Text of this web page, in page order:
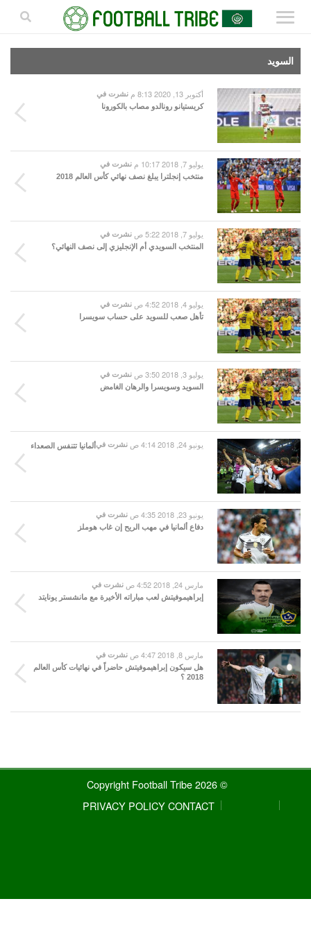
السويد
نشرت في أكتوبر 13, 2020 8:13 م
كريستيانو رونالدو مصاب بالكورونا
نشرت في يوليو 7, 2018 10:17 م
منتخب إنجلترا يبلغ نصف نهائي كأس العالم 2018
نشرت في يوليو 7, 2018 5:22 ص
المنتخب السويدي أم الإنجليزي إلى نصف النهائي؟
نشرت في يوليو 4, 2018 4:52 ص
تأهل صعب للسويد على حساب سويسرا
نشرت في يوليو 3, 2018 3:50 ص
السويد وسويسرا والرهان الغامض
نشرت في يونيو 24, 2018 4:14 ص ألمانيا تتنفس الصعداء
نشرت في يونيو 23, 2018 4:35 ص
دفاع ألمانيا في مهب الريح إن غاب هوملز
نشرت في مارس 24, 2018 4:52 ص
إبراهيموفيتش لعب مباراته الأخيرة مع مانشستر يونايتد
نشرت في مارس 8, 2018 4:47 ص
هل سيكون إبراهيموفيتش حاضراً في نهائيات كأس العالم
2018 ؟
© 2026 Copyright Football Tribe
CONTACT
PRIVACY POLICY